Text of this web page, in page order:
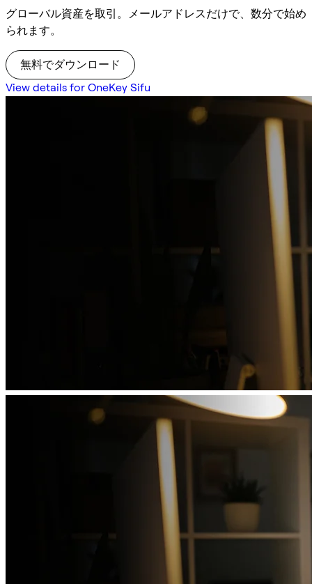
グローバル資産を取引。メールアドレスだけで、数分で始め
られます。
無料でダウンロード
View details for OneKey Sifu